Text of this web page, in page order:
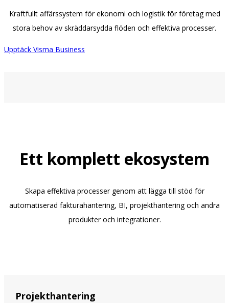
Kraftfullt affärssystem för ekonomi och logistik för företag med
stora behov av skräddarsydda flöden och effektiva processer.
Upptäck Visma Business
Ett komplett ekosystem
Skapa effektiva processer genom att lägga till stöd för
automatiserad fakturahantering, BI, projekthantering och andra
produkter och integrationer.
Projekthantering